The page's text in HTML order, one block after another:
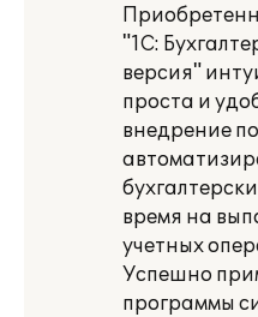
"1С:
версия"
проста и
внедрение
время на
учетных
Успешно
программы